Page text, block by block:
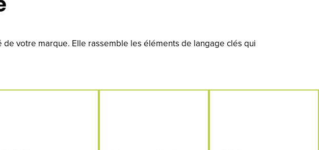
votre marque. Elle rassemble les éléments de langage clés qui